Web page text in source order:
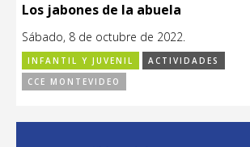
Los jabones de la abuela
Sábado, 8 de octubre de 2022.
INFANTIL Y JUVENIL
ACTIVIDADES
CCE MONTEVIDEO